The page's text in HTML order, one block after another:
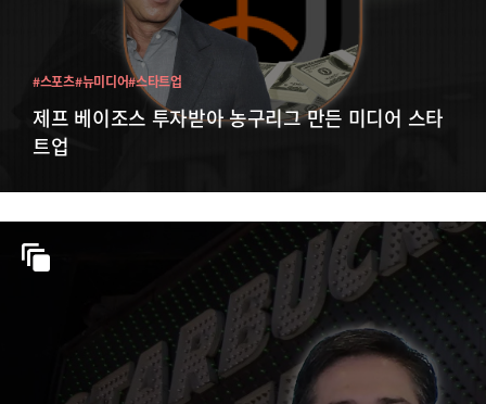
제프 베이조스 투자받아 농구리그 만든 미디어 스타
트업
#스포츠#뉴미디어#스타트업